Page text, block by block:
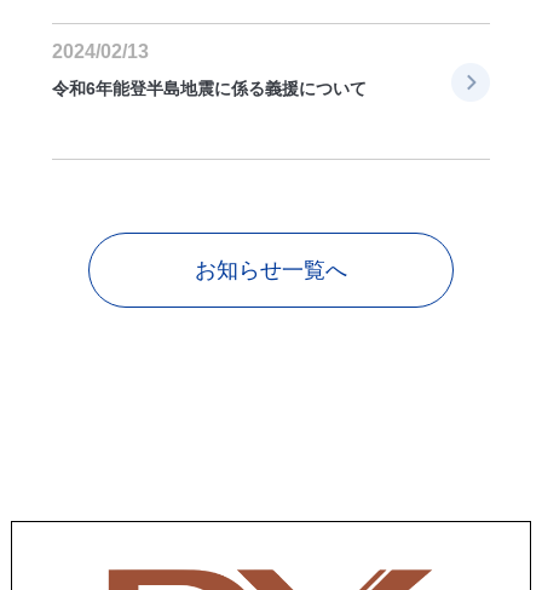
2024/02/13
令和6年能登半島地震に係る義援について
お知らせ一覧へ